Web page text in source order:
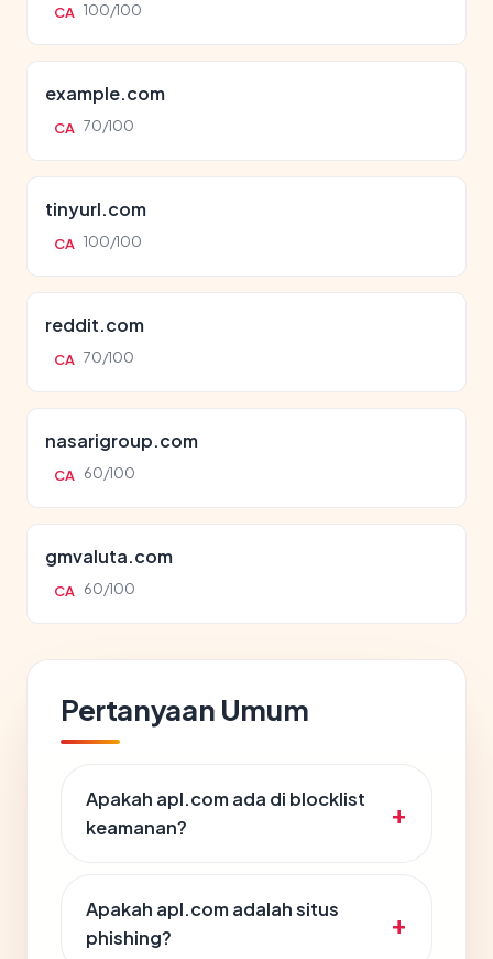
CA 100/100
example.com
CA 70/100
tinyurl.com
CA 100/100
reddit.com
CA 70/100
nasarigroup.com
CA 60/100
gmvaluta.com
CA 60/100
Pertanyaan Umum
Apakah apl.com ada di blocklist
keamanan?
Apakah apl.com adalah situs
phishing?